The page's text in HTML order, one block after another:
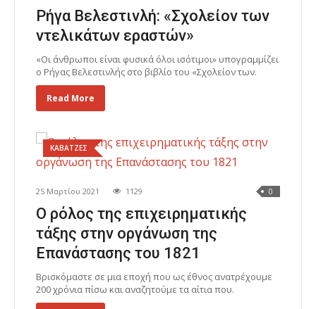
Ρήγα Βελεστινλή: «Σχολείον των
ντελικάτων εραστών»
«Οι άνθρωποι είναι φυσικά όλοι ισότιμοι» υπογραμμίζει
ο Ρήγας Βελεστινλής στο βιβλίο του «Σχολείον των.
Read More
ΚΑΒΑΤΖΕΣ
25 Μαρτίου 2021 1129 0
Ο ρόλος της επιχειρηματικής
τάξης στην οργάνωση της
Επανάστασης του 1821
Βρισκόμαστε σε μια εποχή που ως έθνος ανατρέχουμε
200 χρόνια πίσω και αναζητούμε τα αίτια που.